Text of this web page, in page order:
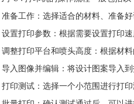
准备工作：选择适合的材料、准备好
设置打印参数：根据需要设置打印
调整打印平台和喷头高度：根据材
导入图像并编辑：将设计图案导入
打印测试：选择一个小范围进行打